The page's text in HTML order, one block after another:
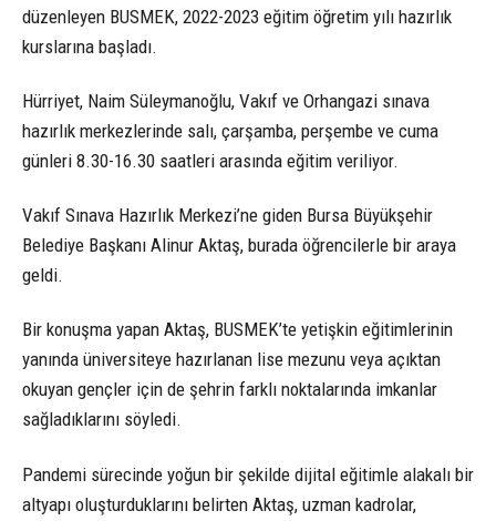
düzenleyen BUSMEK, 2022-2023 eğitim öğretim yılı hazırlık
kurslarına başladı.
Hürriyet, Naim Süleymanoğlu, Vakıf ve Orhangazi sınava
hazırlık merkezlerinde salı, çarşamba, perşembe ve cuma
günleri 8.30-16.30 saatleri arasında eğitim veriliyor.
Vakıf Sınava Hazırlık Merkezi’ne giden Bursa Büyükşehir
Belediye Başkanı Alinur Aktaş, burada öğrencilerle bir araya
geldi.
Bir konuşma yapan Aktaş, BUSMEK’te yetişkin eğitimlerinin
yanında üniversiteye hazırlanan lise mezunu veya açıktan
okuyan gençler için de şehrin farklı noktalarında imkanlar
sağladıklarını söyledi.
Pandemi sürecinde yoğun bir şekilde dijital eğitimle alakalı bir
altyapı oluşturduklarını belirten Aktaş, uzman kadrolar,